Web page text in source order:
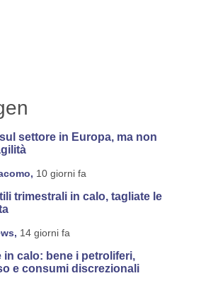
settore in Europa, ma non
10 giorni fa
trimestrali in calo, tagliate le
14 giorni fa
in calo: bene i petroliferi,
e consumi discrezionali